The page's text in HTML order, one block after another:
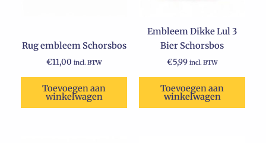
Rug embleem Schorsbos
€11,00 incl. BTW
Toevoegen aan
winkelwagen
Embleem Dikke Lul 3
Bier Schorsbos
€5,99 incl. BTW
Toevoegen aan
winkelwagen